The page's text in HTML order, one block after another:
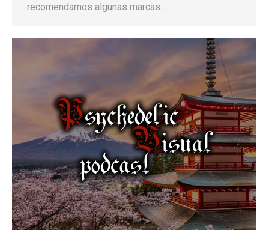
recomendamos algunas marcas…